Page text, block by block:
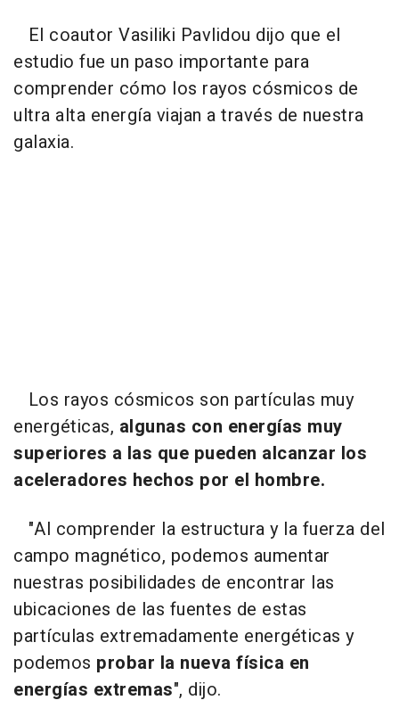
El coautor Vasiliki Pavlidou dijo que el
estudio fue un paso importante para
comprender cómo los rayos cósmicos de
ultra alta energía viajan a través de nuestra
galaxia.
Los rayos cósmicos son partículas muy
energéticas, algunas con energías muy
superiores a las que pueden alcanzar los
aceleradores hechos por el hombre.
"Al comprender la estructura y la fuerza del
campo magnético, podemos aumentar
nuestras posibilidades de encontrar las
ubicaciones de las fuentes de estas
partículas extremadamente energéticas y
podemos probar la nueva física en
energías extremas", dijo.